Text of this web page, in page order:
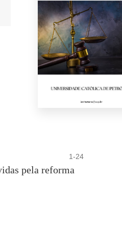
1-24
pela reforma